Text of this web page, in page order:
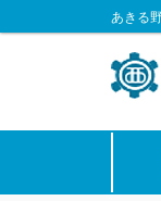
あきる